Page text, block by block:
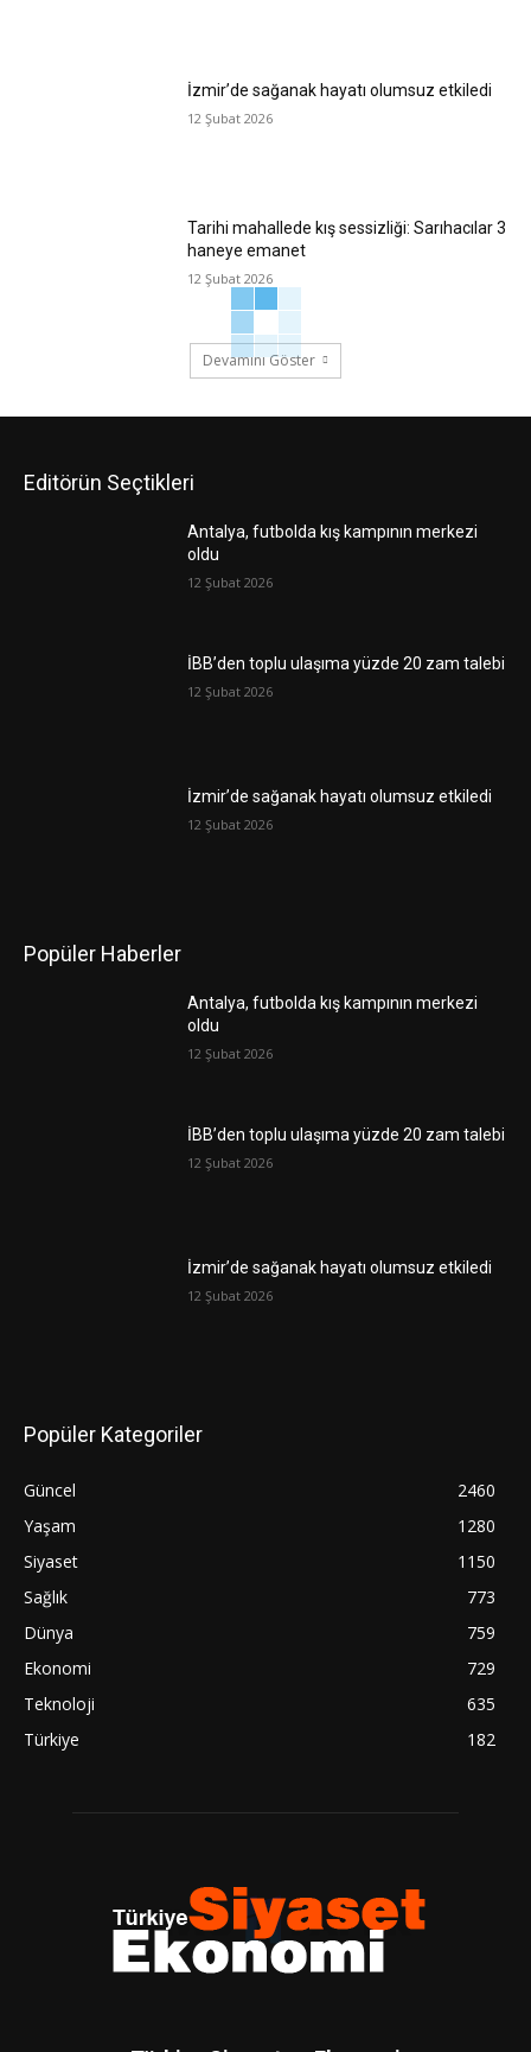
İzmir’de sağanak hayatı olumsuz etkiledi
12 Şubat 2026
Tarihi mahallede kış sessizliği: Sarıhacılar 3
haneye emanet
12 Şubat 2026
Devamını Göster
Editörün Seçtikleri
Antalya, futbolda kış kampının merkezi
oldu
12 Şubat 2026
İBB’den toplu ulaşıma yüzde 20 zam talebi
12 Şubat 2026
İzmir’de sağanak hayatı olumsuz etkiledi
12 Şubat 2026
Popüler Haberler
Antalya, futbolda kış kampının merkezi
oldu
12 Şubat 2026
İBB’den toplu ulaşıma yüzde 20 zam talebi
12 Şubat 2026
İzmir’de sağanak hayatı olumsuz etkiledi
12 Şubat 2026
Popüler Kategoriler
Güncel
2460
Yaşam
1280
Siyaset
1150
Sağlık
773
Dünya
759
Ekonomi
729
Teknoloji
635
Türkiye
182